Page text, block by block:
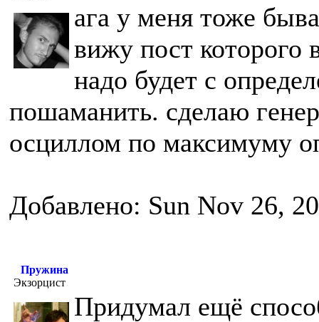
ага у меня тоже
вижу пост которого
надо будет с
пошаманить. сделаю
осциллом по максимуму
Добавлено: Sun Nov 26,
Пружина
Экзорцист
Придумал ещё